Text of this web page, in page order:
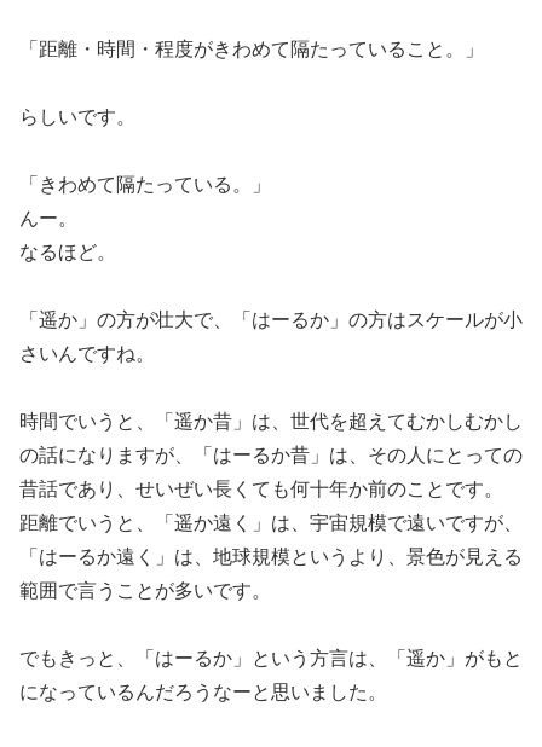
「距離・時間・程度がきわめて隔たっていること。」
らしいです。
「きわめて隔たっている。」
んー。
なるほど。
「遥か」の方が壮大で、「はーるか」の方はスケールが小
さいんですね。
時間でいうと、「遥か昔」は、世代を超えてむかしむかし
の話になりますが、「はーるか昔」は、その人にとっての
昔話であり、せいぜい長くても何十年か前のことです。
距離でいうと、「遥か遠く」は、宇宙規模で遠いですが、
「はーるか遠く」は、地球規模というより、景色が見える
範囲で言うことが多いです。
でもきっと、「はーるか」という方言は、「遥か」がもと
になっているんだろうなーと思いました。